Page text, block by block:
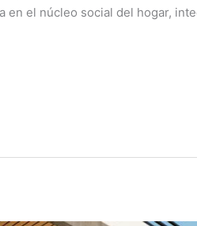
el núcleo social del hogar,